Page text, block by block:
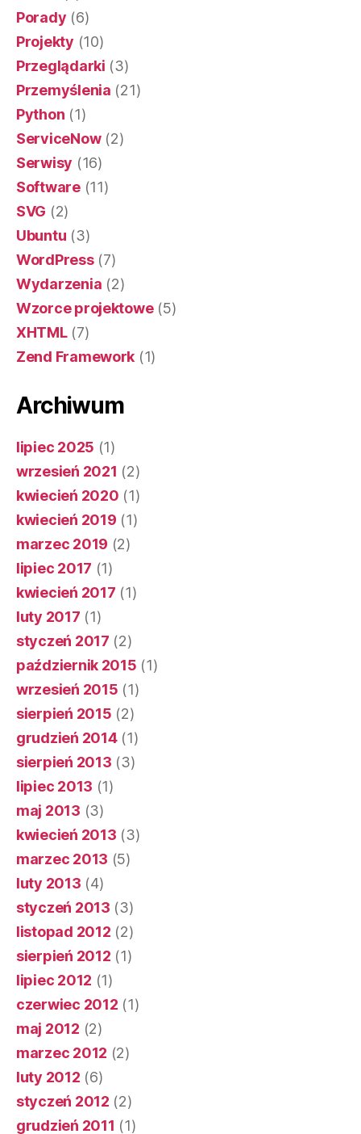
Porady (6)
Projekty (10)
Przeglądarki (3)
Przemyślenia (21)
Python (1)
ServiceNow(2)
Serwisy (16)
Software(11)
SVG (2)
Ubuntu (3)
WordPress(7)
Wydarzenia (2)
Wzorce projektowe(5)
XHTML(7)
Zend Framework (1)
Archiwum
lipiec 2025 (1)
wrzesień 2021 (2)
kwiecień 2020 (1)
kwiecień 2019 (1)
marzec 2019 (2)
lipiec 2017 (1)
kwiecień 2017 (1)
luty 2017 (1)
styczeń 2017 (2)
październik 2015 (1)
wrzesień 2015 (1)
sierpień 2015 (2)
grudzień 2014(1)
sierpień 2013 (3)
lipiec 2013 (1)
maj 2013 (3)
kwiecień 2013 (3)
marzec 2013 (5)
luty 2013 (4)
styczeń 2013 (3)
listopad 2012 (2)
sierpień 2012 (1)
lipiec 2012 (1)
czerwiec 2012 (1)
maj 2012 (2)
marzec 2012 (2)
luty 2012 (6)
styczeń 2012 (2)
grudzień 2011 (1)